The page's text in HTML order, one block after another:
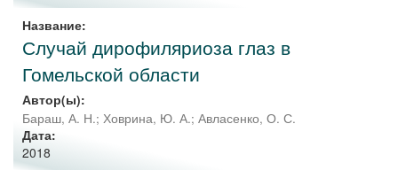
Название:
Случай дирофиляриоза глаз в
Гомельской области
Автор(ы):
Бараш, А. Н.; Ховрина, Ю. А.; Авласенко, О. С.
Дата:
2018